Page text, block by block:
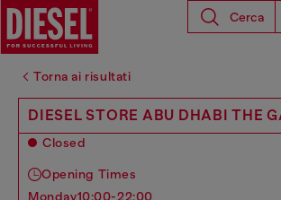
Cerca
Torna ai risultati
DIESEL STORE ABU DHABI THE
Closed
Opening Times
monday10:00-22:00